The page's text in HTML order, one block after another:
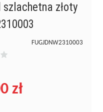
złoty
FUGJDNW2310003
zł